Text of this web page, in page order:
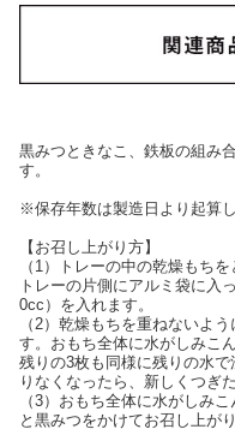
黒みつときなこ、鉄板の組み
す。
※保存年数は製造日より起算し
【お召し上がり方】
（1）トレーの中の乾燥もち
トレーの片側にアルミ袋に入
0cc）を入れます。
（2）乾燥もちを重ねないよ
す。おもち全体に水がしみこ
残りの3枚も同様に残りの水
りなくなったら、新しくつぎ
（3）おもち全体に水がしみ
と黒みつをかけてお召し上が